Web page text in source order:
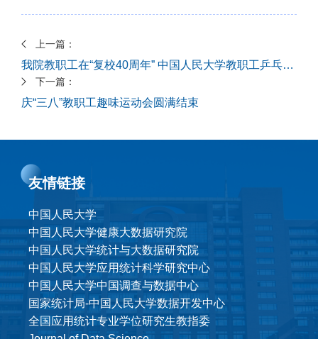
上一篇：
我院教职工在“复校40周年” 中国人民大学教职工乒乓球团体赛中取得佳绩
下一篇：
庆“三八”教职工趣味运动会圆满结束
友情链接
中国人民大学
中国人民大学健康大数据研究院
中国人民大学统计与大数据研究院
中国人民大学应用统计科学研究中心
中国人民大学中国调查与数据中心
国家统计局-中国人民大学数据开发中心
全国应用统计专业学位研究生教指委